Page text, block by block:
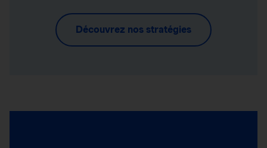
Découvrez nos stratégies